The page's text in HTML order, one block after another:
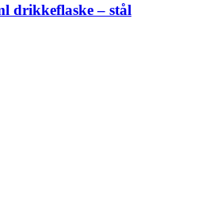
drikkeflaske – stål